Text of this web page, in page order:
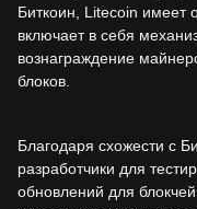
Биткоин, Litecoin
включает в себя
вознаграждение
блоков.
Благодаря схожести с
разработчики для
обновлений для